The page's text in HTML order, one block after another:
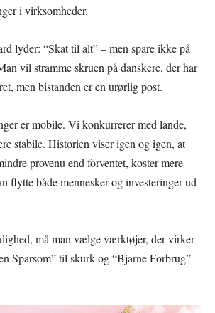
i virksomheder.
lyder: “Skat til alt” – men spare ikke på
vil stramme skruen på danskere, der har
men bistanden er en urørlig post.
er mobile. Vi konkurrerer med lande,
stabile. Historien viser igen og igen, at
provenu end forventet, koster mere
flytte både mennesker og investeringer ud
må man vælge værktøjer, der virker
Sparsom” til skurk og “Bjarne Forbrug”